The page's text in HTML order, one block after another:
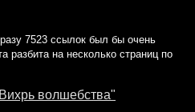
7523 ссылок был бы очень
разбита на несколько страниц по
волшебства"